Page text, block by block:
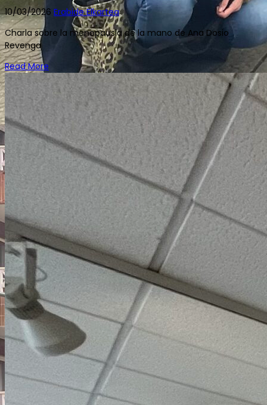
10/03/2026 Erabide Elkartea
Charla sobre la menopausia de la mano de Ana Dosio
Revenga
Read More